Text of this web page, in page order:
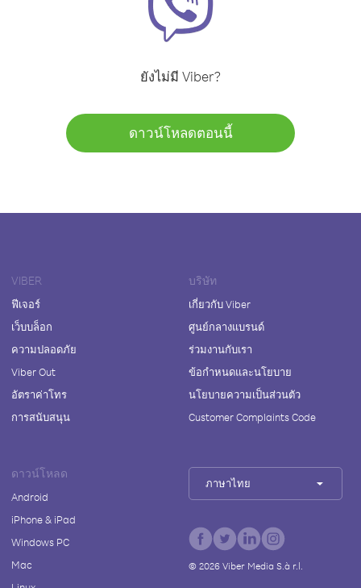
ยังไม่มี Viber?
ดาวน์โหลดตอนนี้
VIBER
ฟีเจอร์
เว็บบล็อก
ความปลอดภัย
Viber Out
อัตราค่าโทร
การสนับสนุน
บริษัท
เกี่ยวกับ Viber
ศูนย์กลางแบรนด์
ร่วมงานกับเรา
ข้อกำหนดและนโยบาย
นโยบายความเป็นส่วนตัว
Customer Complaints Code
ดาวน์โหลด
Android
iPhone & iPad
Windows PC
Mac
ภาษาไทย
© 2026Viber Media S.à r.l.